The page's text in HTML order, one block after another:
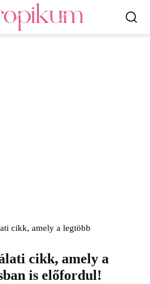
cikk, amely a legtöbb
cikk, amely a
is előfordul!